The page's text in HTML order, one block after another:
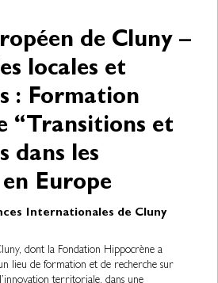
de Cluny –
locales et
: Formation
“Transitions et
dans les
Europe
Internationales de Cluny
dont la Fondation Hippocrène a
lieu de formation et de recherche sur
territoriale, dans une